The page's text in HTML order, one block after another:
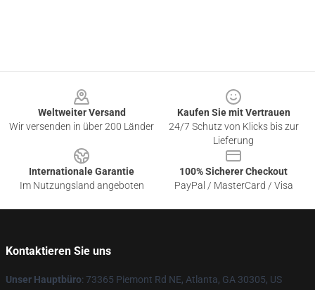
Weltweiter Versand
Wir versenden in über 200 Länder
Kaufen Sie mit Vertrauen
24/7 Schutz von Klicks bis zur
Lieferung
Internationale Garantie
Im Nutzungsland angeboten
100% Sicherer Checkout
PayPal / MasterCard / Visa
Kontaktieren Sie uns
Unser Hauptbüro: 73365 Piemont Rd NE, Atlanta, GA 30305, US